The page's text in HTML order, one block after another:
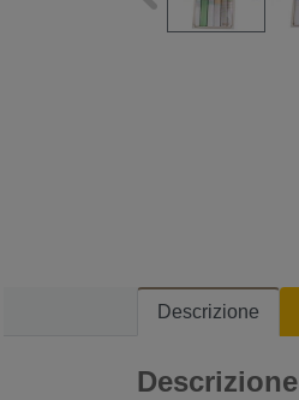
Descrizione
Descrizione